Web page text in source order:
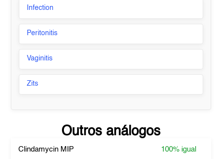
Infection
Peritonitis
Vaginitis
Zits
Outros análogos
Clindamycin MIP 100% igual